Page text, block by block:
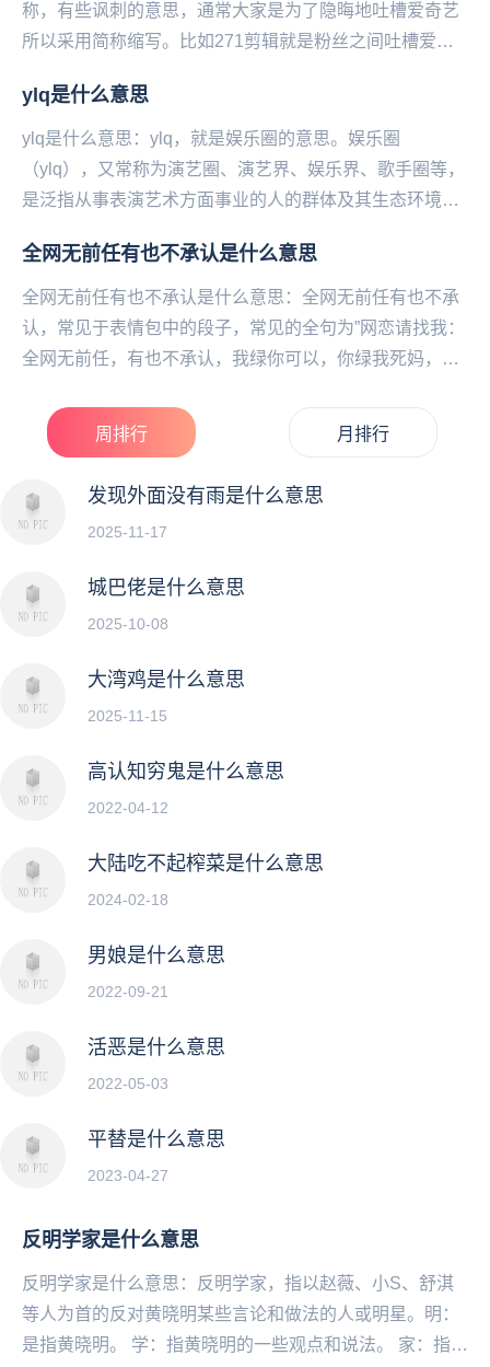
称，有些讽刺的意思，通常大家是为了隐晦地吐槽爱奇艺
所以采用简称缩写。比如271剪辑就是粉丝之间吐槽爱奇
ylq是什么意思
ylq是什么意思：ylq，就是娱乐圈的意思。娱乐圈
（ylq），又常称为演艺圈、演艺界、娱乐界、歌手圈等，
是泛指从事表演艺术方面事业的人的群体及其生态环境。
全网无前任有也不承认是什么意思
全网无前任有也不承认是什么意思：全网无前任有也不承
认，常见于表情包中的段子，常见的全句为”网恋请找我：
全网无前任，有也不承认，我绿你可以，你绿我死妈，
周排行 月排行
发现外面没有雨是什么意思
2025-11-17
城巴佬是什么意思
2025-10-08
大湾鸡是什么意思
2025-11-15
高认知穷鬼是什么意思
2022-04-12
大陆吃不起榨菜是什么意思
2024-02-18
男娘是什么意思
2022-09-21
活恶是什么意思
2022-05-03
平替是什么意思
2023-04-27
反明学家是什么意思
反明学家是什么意思：反明学家，指以赵薇、小S、舒淇
等人为首的反对黄晓明某些言论和做法的人或明星。明：
是指黄晓明。 学：指黄晓明的一些观点和说法。 家：指一